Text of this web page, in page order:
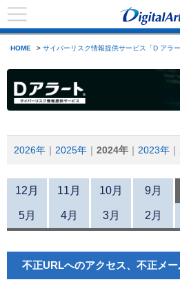
HOME > サイバーリスク情報提供サービス「D アラー
2026年 2025年 2024年 2023年
12月 11月 10月 9月
5月 4月 3月 2月
不正URLへのアクセス、不正メ